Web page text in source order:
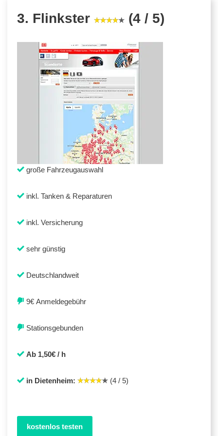
3. Flinkster (4 / 5)
große Fahrzeugauswahl
inkl. Tanken & Reparaturen
inkl. Versicherung
sehr günstig
Deutschlandweit
9€ Anmeldegebühr
Stationsgebunden
Ab 1,50€ / h
in Dietenheim: (4 / 5)
kostenlos testen